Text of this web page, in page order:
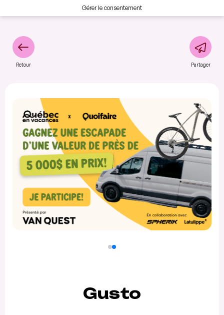
Gérer le consentement
Retour Partager
Gusto